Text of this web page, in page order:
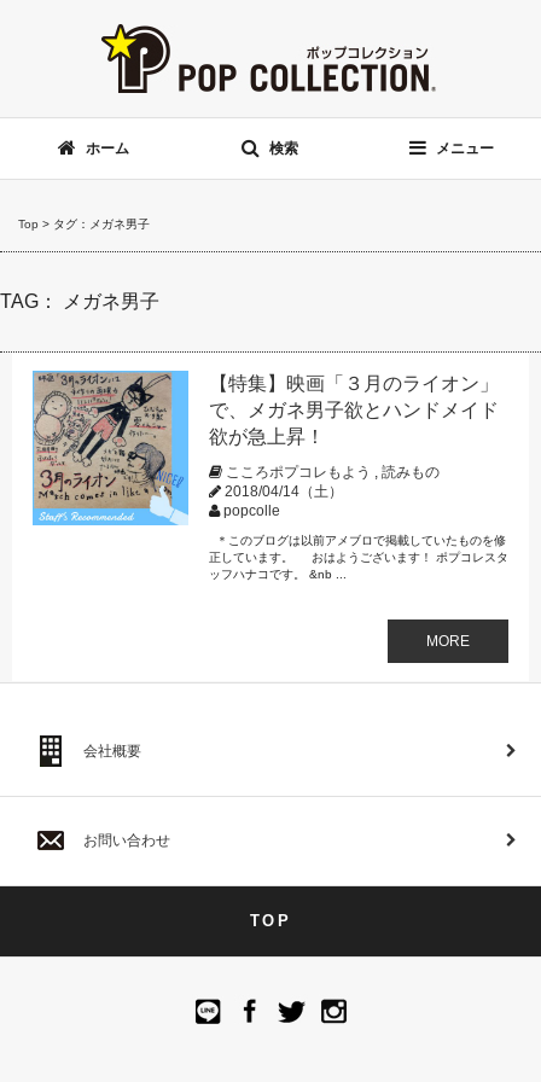
ホーム 検索 メニュー
Top > タグ：メガネ男子
TAG： メガネ男子
【特集】映画「３月のライオン」
で、メガネ男子欲とハンドメイド
欲が急上昇！
こころポプコレもよう , 読みもの
2018/04/14（土）
popcolle
＊このブログは以前アメブロで掲載していたものを修
正しています。 おはようございます！ ポプコレスタ
ッフハナコです。 &nb ...
MORE
会社概要
お問い合わせ
TOP